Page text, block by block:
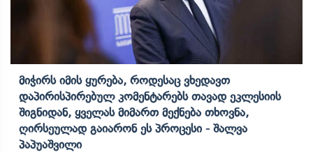
Მიჭირს Იმის Ყურება, Როდესაც Ვხედავთ
Დაპირისპირებულ Კომენტარებს Თავად Ეკლესიის
Შიგნიდან, Ყველას Მიმართ Მექნება Თხოვნა,
Ღირსეულად Გაიარონ Ეს Პროცესი - Შალვა
Პაპუაშვილი